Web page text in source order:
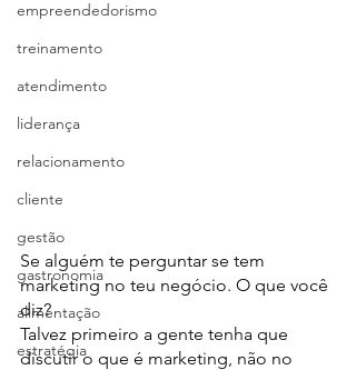
empreendedorismo
treinamento
atendimento
liderança
relacionamento
cliente
gestão
gastronomia
alimentação
estratégia
Se alguém te perguntar se tem
marketing no teu negócio. O que você
diz?
Talvez primeiro a gente tenha que
discutir o que é marketing, não no